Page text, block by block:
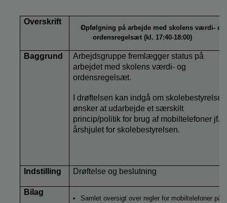
Overskrift
Opfølgning på arbejde med skolens værdi- og
ordensregelsæt (kl. 17:40-18:00)
Baggrund
Arbejdsgruppe fremlægger status på
arbejdet med skolens værdi- og
ordensregelsæt.
I drøftelsen kan indgå om skolebestyrelsen
ønsker at udarbejde et særskilt
princip/politik for brug af mobiltelefoner jf.
årshjulet for skolebestyrelsen.
Indstilling Drøftelse og beslutning
Bilag
Samlet oversigt over regler for mobiltelefoner på